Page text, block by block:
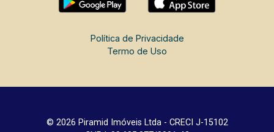
Política de Privacidade
Termo de Uso
© 2026 Piramid Imóveis Ltda - CRECI J-15102